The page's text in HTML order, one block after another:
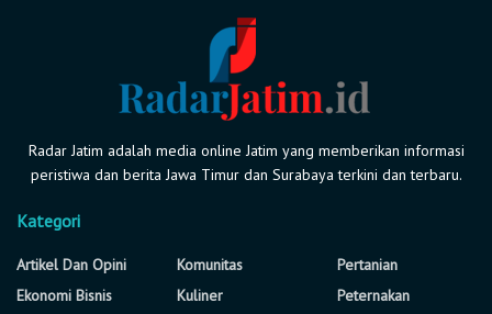
Radar Jatim adalah media online Jatim yang memberikan informasi
peristiwa dan berita Jawa Timur dan Surabaya terkini dan terbaru.
Kategori
Artikel Dan Opini
Ekonomi Bisnis
Komunitas
Kuliner
Pertanian
Peternakan